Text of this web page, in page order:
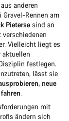
anderen
Rennen am
Pieterse sind an
Vielleicht liegt es
aktuellen
festlegen.
lässt sie
neue
.
mit
ändern sich